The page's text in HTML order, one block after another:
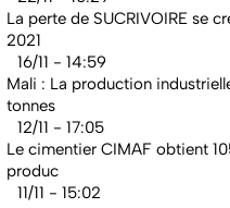
La perte de SUCRIVOIRE se
2021
16/11 - 14:59
Mali : La production
tonnes
12/11 - 17:05
Le cimentier CIMAF obtient
produc
11/11 - 15:02